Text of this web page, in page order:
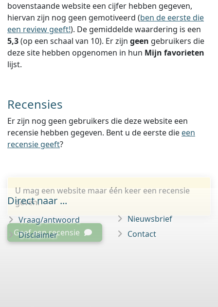
bovenstaande website een cijfer hebben gegeven,
hiervan zijn nog geen gemotiveerd (ben de eerste die
een review geeft!). De gemiddelde waardering is een
5,3(op een schaal van 10). Er zijn geen gebruikers die
deze site hebben opgenomen in hun Mijn favorieten
lijst.
Recensies
Er zijn nog geen gebruikers die deze website een
recensie hebben gegeven. Bent u de eerste die een
recensie geeft?
U mag een website maar één keer een recensie
geven.
Geef een recensie
Direct naar ...
Vraag/antwoord
Disclaimer
Nieuwsbrief
Contact